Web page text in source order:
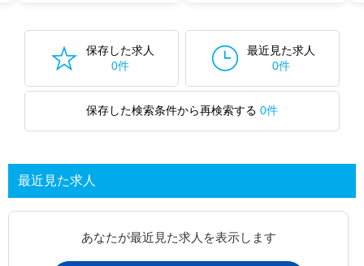
保存した求人
0件
最近見た求人
0件
保存した検索条件から再検索する 0件
最近見た求人
あなたが最近見た求人を表示します